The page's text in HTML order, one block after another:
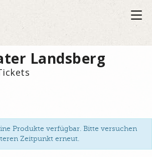
Landsberg
Produkte verfügbar. Bitte versuchen
Zeitpunkt erneut.